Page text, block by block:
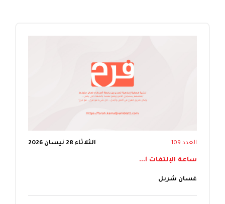
العدد 109 الثلاثاء 28 نيسان 2026
ساعة الإلتفات ا...
غسان شربل